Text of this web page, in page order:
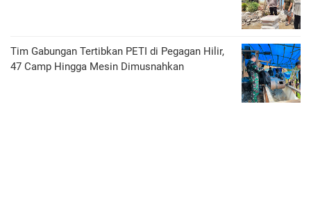
Tim Gabungan Tertibkan PETI di Pegagan Hilir,
47 Camp Hingga Mesin Dimusnahkan